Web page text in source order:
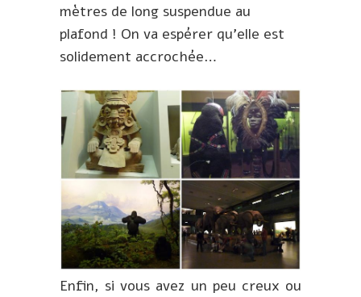
mètres de long suspendue au
plafond ! On va espérer qu’elle est
solidement accrochée…
Enfin, si vous avez un peu creux ou